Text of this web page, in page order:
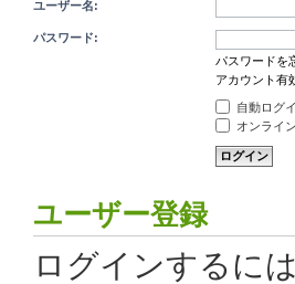
ユーザー名:
パスワード:
パスワードを
アカウント有
自動ログ
オンライ
ユーザー登録
ログインするに